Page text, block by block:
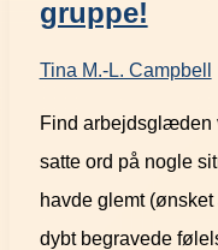
gruppe!
Tina M.-L. Campbell
Find arbejdsglæden
satte ord på nogle
havde glemt
dybt begravede